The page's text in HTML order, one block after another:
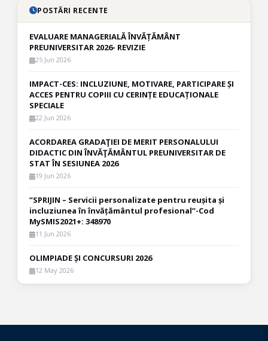
POSTĂRI RECENTE
EVALUARE MANAGERIALĂ ÎNVĂȚĂMÂNT
PREUNIVERSITAR 2026- REVIZIE
25 Jun 2026
IMPACT-CES: INCLUZIUNE, MOTIVARE, PARTICIPARE ȘI
ACCES PENTRU COPIII CU CERINȚE EDUCAȚIONALE
SPECIALE
22 Jun 2026
ACORDAREA GRADAŢIEI DE MERIT PERSONALULUI
DIDACTIC DIN ÎNVĂŢĂMÂNTUL PREUNIVERSITAR DE
STAT ÎN SESIUNEA 2026
19 Jun 2026
”SPRIJIN – Servicii personalizate pentru reușita și
incluziunea în învățământul profesional”-Cod
MySMIS2021+: 348970
11 Jun 2026
OLIMPIADE ȘI CONCURSURI 2026
12 May 2026